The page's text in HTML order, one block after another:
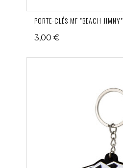
PORTE-CLÉS MF "BEACH JIMNY"
3,00 €